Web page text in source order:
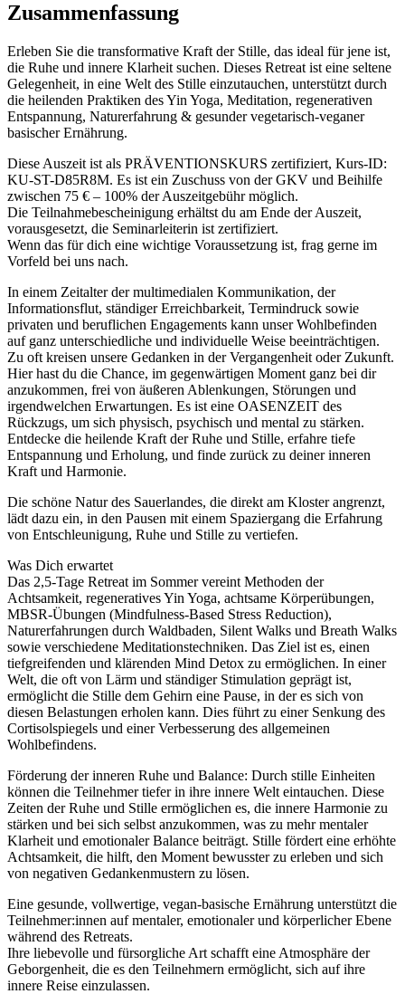
Zusammenfassung
Erleben Sie die transformative Kraft der Stille, das ideal für jene ist,
die Ruhe und innere Klarheit suchen. Dieses Retreat ist eine seltene
Gelegenheit, in eine Welt des Stille einzutauchen, unterstützt durch
die heilenden Praktiken des Yin Yoga, Meditation, regenerativen
Entspannung, Naturerfahrung & gesunder vegetarisch-veganer
basischer Ernährung.
Diese Auszeit ist als PRÄVENTIONSKURS zertifiziert, Kurs-ID:
KU-ST-D85R8M. Es ist ein Zuschuss von der GKV und Beihilfe
zwischen 75 € – 100% der Auszeitgebühr möglich.
Die Teilnahmebescheinigung erhältst du am Ende der Auszeit,
vorausgesetzt, die Seminarleiterin ist zertifiziert.
Wenn das für dich eine wichtige Voraussetzung ist, frag gerne im
Vorfeld bei uns nach.
In einem Zeitalter der multimedialen Kommunikation, der
Informationsflut, ständiger Erreichbarkeit, Termindruck sowie
privaten und beruflichen Engagements kann unser Wohlbefinden
auf ganz unterschiedliche und individuelle Weise beeinträchtigen.
Zu oft kreisen unsere Gedanken in der Vergangenheit oder Zukunft.
Hier hast du die Chance, im gegenwärtigen Moment ganz bei dir
anzukommen, frei von äußeren Ablenkungen, Störungen und
irgendwelchen Erwartungen. Es ist eine OASENZEIT des
Rückzugs, um sich physisch, psychisch und mental zu stärken.
Entdecke die heilende Kraft der Ruhe und Stille, erfahre tiefe
Entspannung und Erholung, und finde zurück zu deiner inneren
Kraft und Harmonie.
Die schöne Natur des Sauerlandes, die direkt am Kloster angrenzt,
lädt dazu ein, in den Pausen mit einem Spaziergang die Erfahrung
von Entschleunigung, Ruhe und Stille zu vertiefen.
Was Dich erwartet
Das 2,5-Tage Retreat im Sommer vereint Methoden der
Achtsamkeit, regeneratives Yin Yoga, achtsame Körperübungen,
MBSR-Übungen (Mindfulness-Based Stress Reduction),
Naturerfahrungen durch Waldbaden, Silent Walks und Breath Walks
sowie verschiedene Meditationstechniken. Das Ziel ist es, einen
tiefgreifenden und klärenden Mind Detox zu ermöglichen. In einer
Welt, die oft von Lärm und ständiger Stimulation geprägt ist,
ermöglicht die Stille dem Gehirn eine Pause, in der es sich von
diesen Belastungen erholen kann. Dies führt zu einer Senkung des
Cortisolspiegels und einer Verbesserung des allgemeinen
Wohlbefindens.
Förderung der inneren Ruhe und Balance: Durch stille Einheiten
können die Teilnehmer tiefer in ihre innere Welt eintauchen. Diese
Zeiten der Ruhe und Stille ermöglichen es, die innere Harmonie zu
stärken und bei sich selbst anzukommen, was zu mehr mentaler
Klarheit und emotionaler Balance beiträgt. Stille fördert eine erhöhte
Achtsamkeit, die hilft, den Moment bewusster zu erleben und sich
von negativen Gedankenmustern zu lösen.
Eine gesunde, vollwertige, vegan-basische Ernährung unterstützt die
Teilnehmer:innen auf mentaler, emotionaler und körperlicher Ebene
während des Retreats.
Ihre liebevolle und fürsorgliche Art schafft eine Atmosphäre der
Geborgenheit, die es den Teilnehmern ermöglicht, sich auf ihre
innere Reise einzulassen.